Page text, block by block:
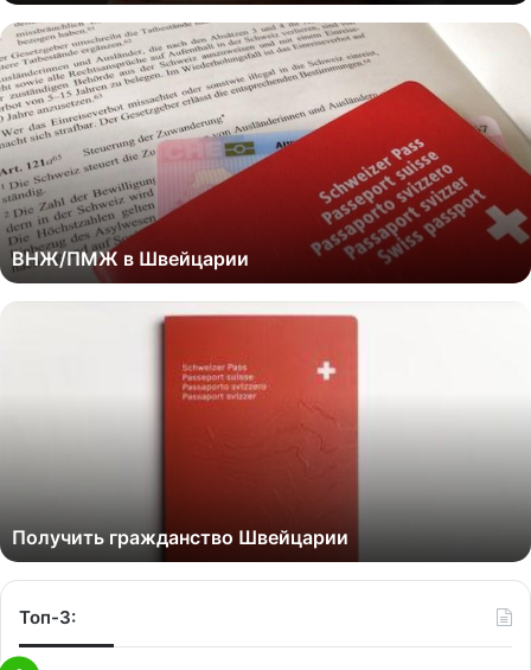
ВНЖ/ПМЖ в Швейцарии
Получить гражданство Швейцарии
Топ-3: